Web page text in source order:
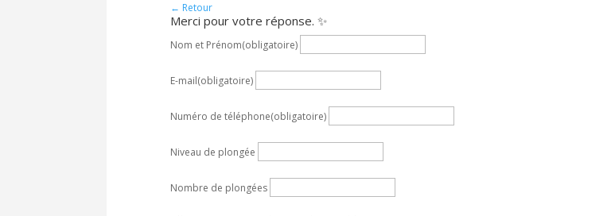
← Retour
Merci pour votre réponse. ✨
Nom et Prénom(obligatoire)
E-mail(obligatoire)
Numéro de téléphone(obligatoire)
Niveau de plongée
Nombre de plongées